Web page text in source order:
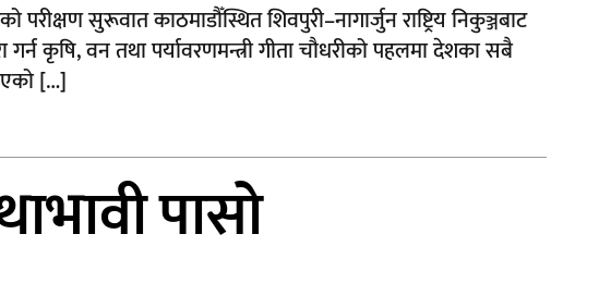
सुरूवात काठमाडौँस्थित शिवपुरी–नागार्जुन राष्ट्रिय निकुञ्जबाट
कृषि, वन तथा पर्यावरणमन्त्री गीता चौधरीको पहलमा देशका सबै
[…]
पासो